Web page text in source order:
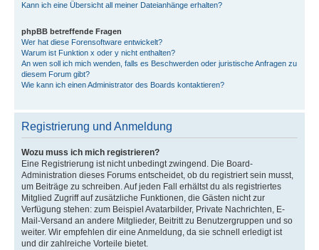
Kann ich eine Übersicht all meiner Dateianhänge erhalten?
phpBB betreffende Fragen
Wer hat diese Forensoftware entwickelt?
Warum ist Funktion x oder y nicht enthalten?
An wen soll ich mich wenden, falls es Beschwerden oder juristische Anfragen zu
diesem Forum gibt?
Wie kann ich einen Administrator des Boards kontaktieren?
Registrierung und Anmeldung
Wozu muss ich mich registrieren?
Eine Registrierung ist nicht unbedingt zwingend. Die Board-
Administration dieses Forums entscheidet, ob du registriert sein musst,
um Beiträge zu schreiben. Auf jeden Fall erhältst du als registriertes
Mitglied Zugriff auf zusätzliche Funktionen, die Gästen nicht zur
Verfügung stehen: zum Beispiel Avatarbilder, Private Nachrichten, E-
Mail-Versand an andere Mitglieder, Beitritt zu Benutzergruppen und so
weiter. Wir empfehlen dir eine Anmeldung, da sie schnell erledigt ist
und dir zahlreiche Vorteile bietet.